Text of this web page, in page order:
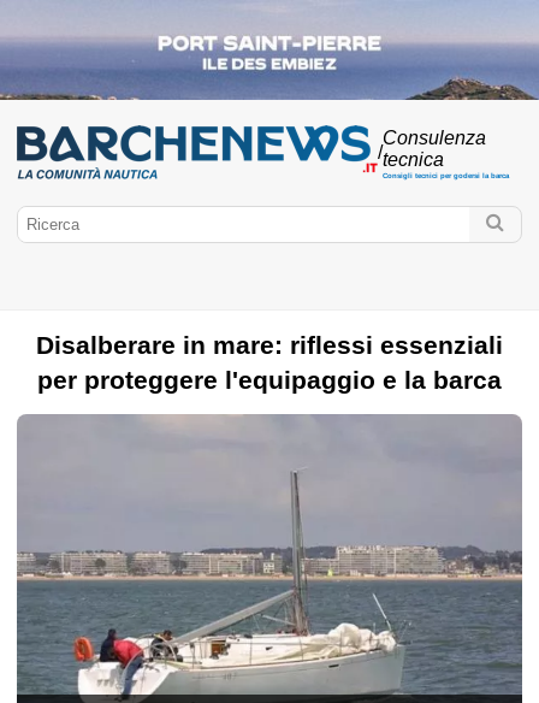
/
Consulenza
tecnica
Consigli tecnici per godersi la barca
Costruzione amatoriale
Beaconing
Tempi di marea
Imbottitura Medico Nodi Licenza di navigazione Regolazione
della vela Regolamenti marittimi Regole del bar Regole di
priorità
Disalberare in mare: riflessi essenziali
per proteggere l'equipaggio e la barca